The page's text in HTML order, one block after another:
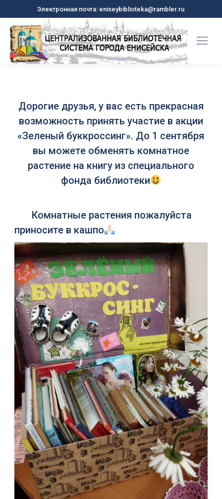
Электронная почта: eniseybiblioteka@rambler.ru
Дорогие друзья, у вас есть прекрасная
возможность принять участие в акции
«Зеленый буккроссинг». До 1 сентября
вы можете обменять комнатное
растение на книгу из специального
фонда библиотеки
Комнатные растения пожалуйста
приносите в кашпо